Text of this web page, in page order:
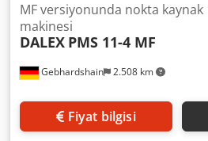
Gebhardshain 2.508 km
MF versiyonunda nokta kaynak
makinesi
DALEX PMS 11-4 MF
Fiyat bilgisi